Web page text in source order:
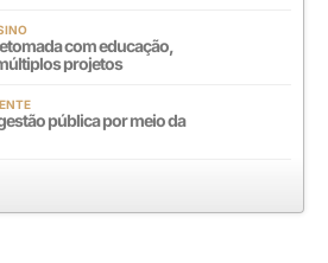
com educação,
projetos
pública por meio da